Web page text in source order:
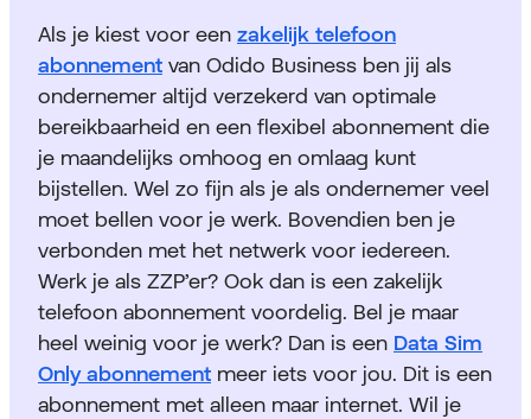
Als je kiest voor een zakelijk telefoon
abonnement van Odido Business ben jij als
ondernemer altijd verzekerd van optimale
bereikbaarheid en een flexibel abonnement die
je maandelijks omhoog en omlaag kunt
bijstellen. Wel zo fijn als je als ondernemer veel
moet bellen voor je werk. Bovendien ben je
verbonden met het netwerk voor iedereen.
Werk je als ZZP’er? Ook dan is een zakelijk
telefoon abonnement voordelig. Bel je maar
heel weinig voor je werk? Dan is een Data Sim
Only abonnement meer iets voor jou. Dit is een
abonnement met alleen maar internet. Wil je